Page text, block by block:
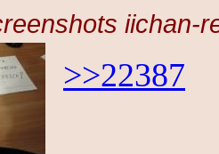
iichan-
>>22387